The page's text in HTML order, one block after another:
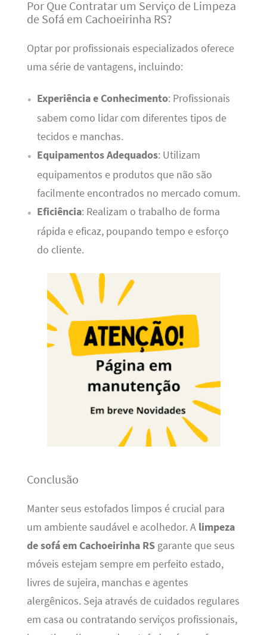
Por Que Contratar um Serviço de Limpeza
de Sofá em Cachoeirinha RS?
Optar por profissionais especializados oferece
uma série de vantagens, incluindo:
Experiência e Conhecimento: Profissionais
sabem como lidar com diferentes tipos de
tecidos e manchas.
Equipamentos Adequados: Utilizam
equipamentos e produtos que não são
facilmente encontrados no mercado comum.
Eficiência: Realizam o trabalho de forma
rápida e eficaz, poupando tempo e esforço
do cliente.
Conclusão
Manter seus estofados limpos é crucial para
um ambiente saudável e acolhedor. A limpeza
de sofá em Cachoeirinha RSgarante que seus
móveis estejam sempre em perfeito estado,
livres de sujeira, manchas e agentes
alergênicos. Seja através de cuidados regulares
em casa ou contratando serviços profissionais,